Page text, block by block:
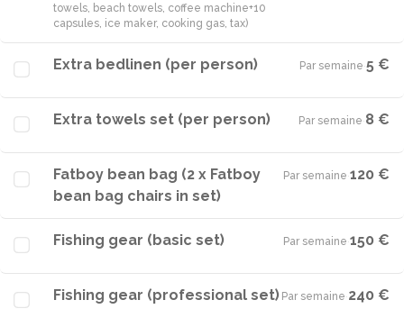
towels, beach towels, coffee machine+10
capsules, ice maker, cooking gas, tax)
Extra bedlinen (per person) Par semaine·5 €
Extra towels set (per person) Par semaine·8 €
Fatboy bean bag (2 x Fatboy
bean bag chairs in set)
Par semaine·120 €
Fishing gear (basic set) Par semaine·150 €
Fishing gear (professional set) Par semaine·240 €